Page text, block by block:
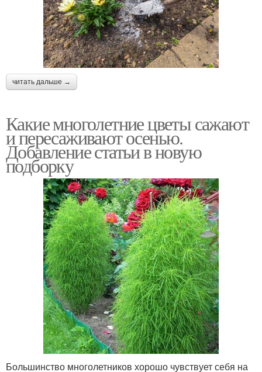
читать дальше →
Какие многолетние цветы сажают
и пересаживают осенью.
Добавление статьи в новую
подборку
Большинство многолетников хорошо чувствует себя на